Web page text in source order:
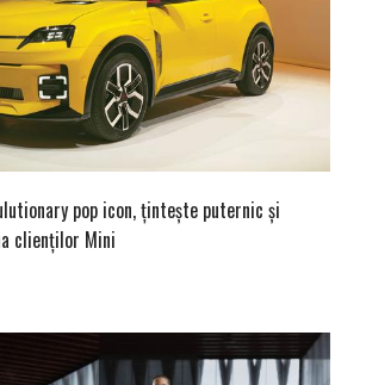
pop icon, țintește puternic și
clienților Mini